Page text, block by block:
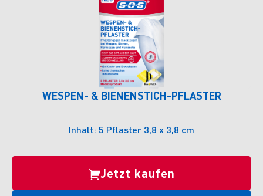
WESPEN- & BIENENSTICH-PFLASTER
Inhalt: 5 Pflaster 3,8 x 3,8 cm
Jetzt kaufen